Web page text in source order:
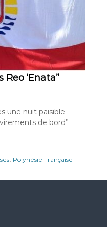
Reo ‘Enata”
une nuit paisible
de bord”
, Polynésie Française